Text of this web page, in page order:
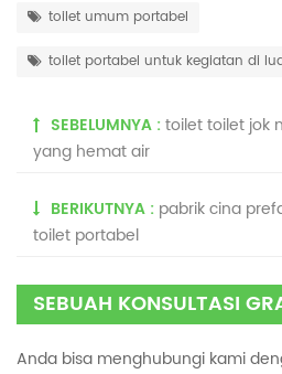
toilet umum portabel
toilet portabel untuk kegiatan di
SEBELUMNYA :toilet toilet jok
yang hemat air
BERIKUTNYA : pabrik cina
toilet portabel
SEBUAH KONSULTASI
Anda bisa menghubungi kami